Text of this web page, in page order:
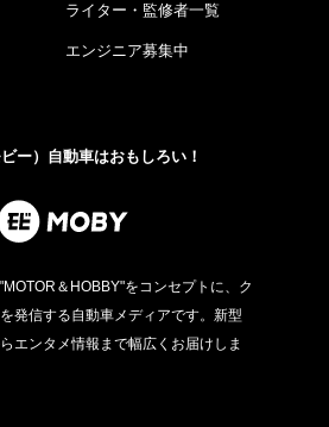
ライター・監修者一覧
エンジニア募集中
ー）自動車はおもしろい！
＆HOBBY"をコンセプトに、ク
発信する自動車メディアです。新型
エンタメ情報まで幅広くお届けしま